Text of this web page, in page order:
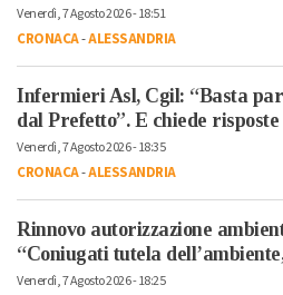
Venerdì, 7 Agosto 2026 - 18:51
CRONACA-ALESSANDRIA
Infermieri Asl, Cgil: “Basta
dal Prefetto”. E chiede
Venerdì, 7 Agosto 2026 - 18:35
CRONACA-ALESSANDRIA
Rinnovo autorizzazione
“Coniugati tutela
Venerdì, 7 Agosto 2026 - 18:25